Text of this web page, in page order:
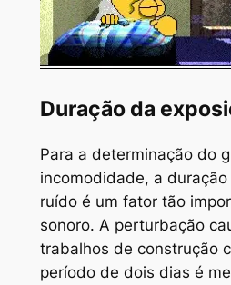
Duração da
Para a determinação do
incomodidade, a
ruído é um fator tão
sonoro. A perturbação
trabalhos de construção
período de dois dias é